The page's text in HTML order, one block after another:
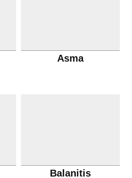
Asma
Balanitis